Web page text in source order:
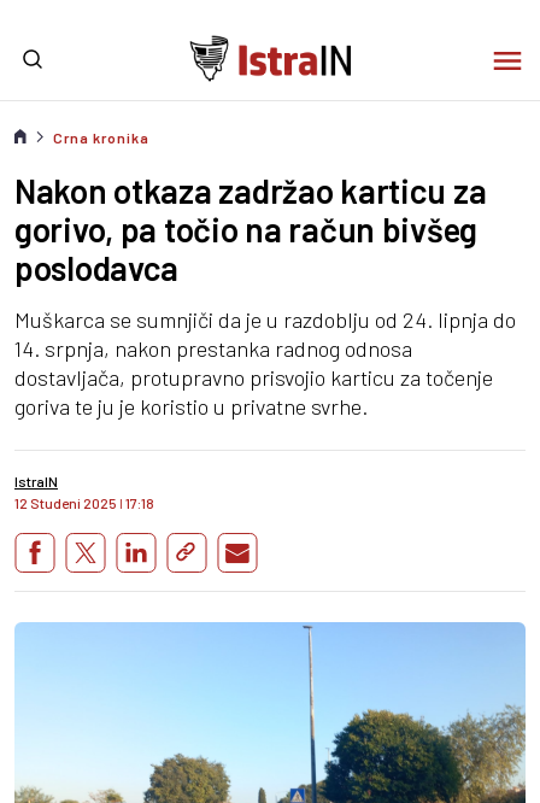
Crna kronika
Nakon otkaza zadržao karticu za
gorivo, pa točio na račun bivšeg
poslodavca
Muškarca se sumnjiči da je u razdoblju od 24. lipnja do
14. srpnja, nakon prestanka radnog odnosa
dostavljača, protupravno prisvojio karticu za točenje
goriva te ju je koristio u privatne svrhe.
IstraIN
12 Studeni 2025 I 17:18